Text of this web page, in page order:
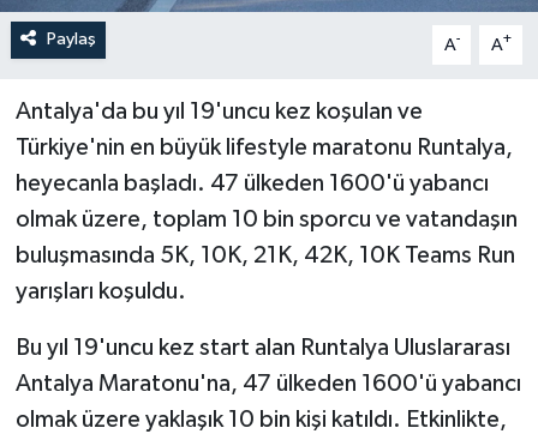
Paylaş A- A+
Antalya'da bu yıl 19'uncu kez koşulan ve
Türkiye'nin en büyük lifestyle maratonu Runtalya,
heyecanla başladı. 47 ülkeden 1600'ü yabancı
olmak üzere, toplam 10 bin sporcu ve vatandaşın
buluşmasında 5K, 10K, 21K, 42K, 10K Teams Run
yarışları koşuldu.
Bu yıl 19'uncu kez start alan Runtalya Uluslararası
Antalya Maratonu'na, 47 ülkeden 1600'ü yabancı
olmak üzere yaklaşık 10 bin kişi katıldı. Etkinlikte,